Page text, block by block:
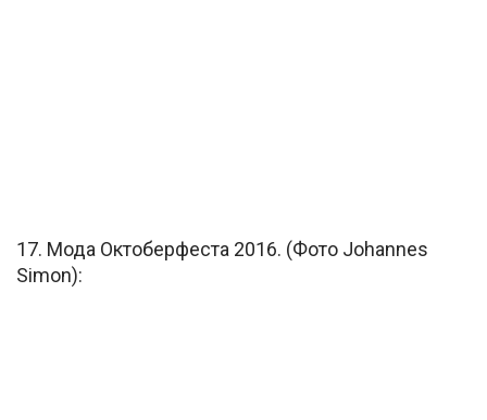
17. Мода Октоберфеста 2016. (Фото Johannes
Simon):